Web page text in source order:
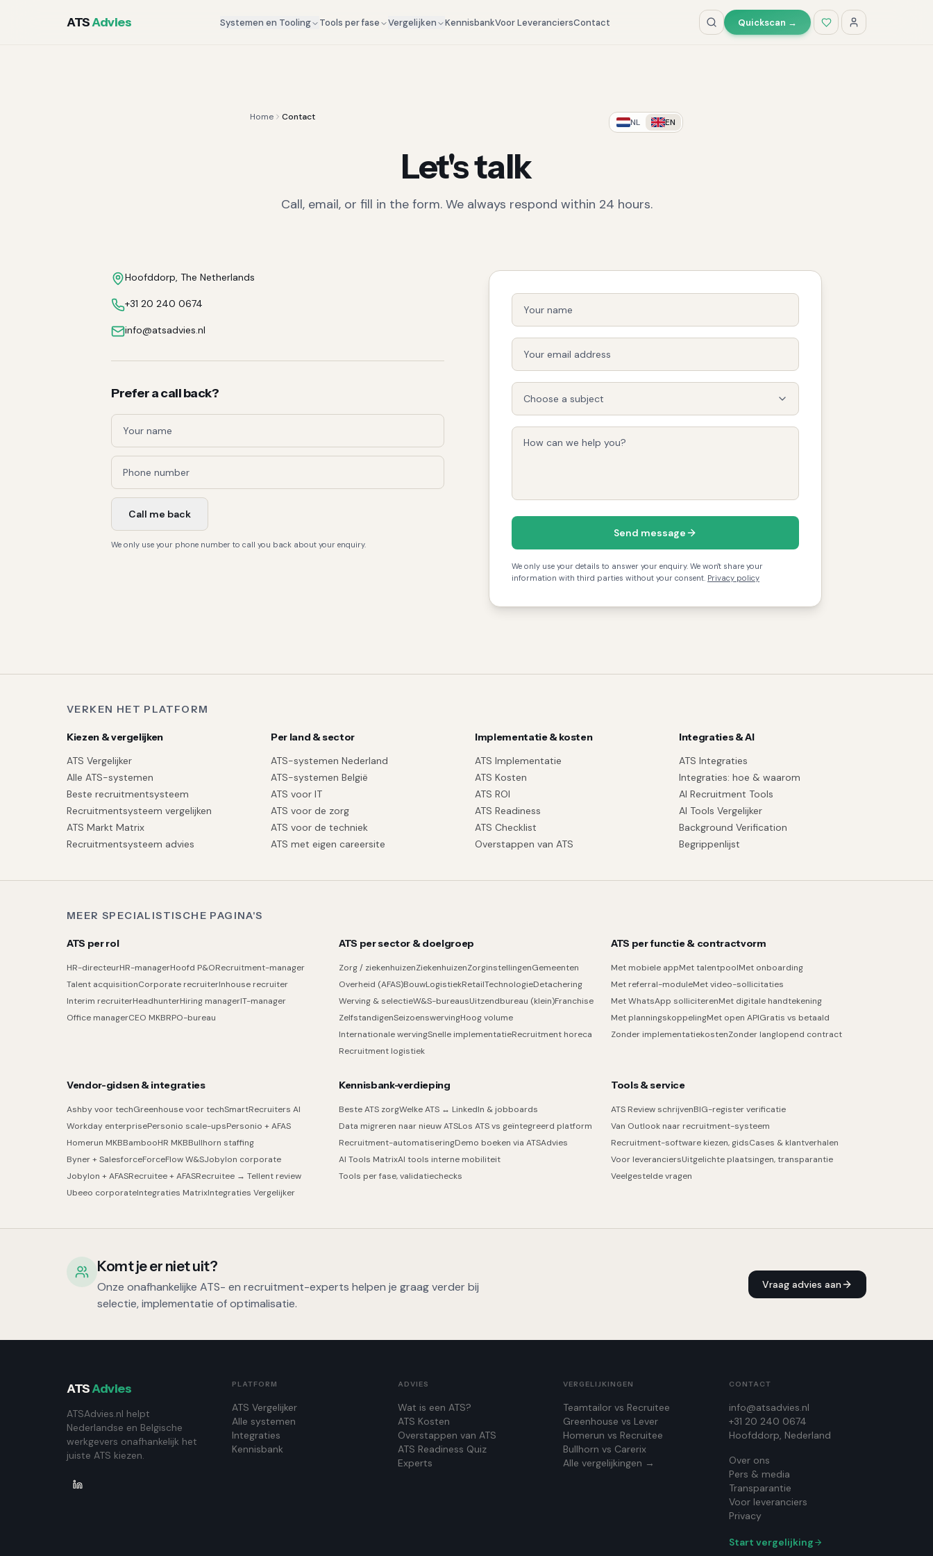
ATSAdvies Systemen en Tooling Tools per fase Vergelijken KennisbankVoor LeveranciersContact Quickscan →
Home Contact NL EN
Let's talk
Call, email, or fill in the form. We always respond within 24 hours.
Hoofddorp, The Netherlands
+31 20 240 0674
info@atsadvies.nl
Prefer a call back?
Call me back
We only use your phone number to call you back about your enquiry.
Send message
We only use your details to answer your enquiry. We won't share your
information with third parties without your consent. Privacy policy
VERKEN HET PLATFORM
Kiezen & vergelijken
ATS Vergelijker
Alle ATS-systemen
Beste recruitmentsysteem
Recruitmentsysteem vergelijken
ATS Markt Matrix
Recruitmentsysteem advies
Per land & sector
ATS-systemen Nederland
ATS-systemen België
ATS voor IT
ATS voor de zorg
ATS voor de techniek
ATS met eigen careersite
Implementatie & kosten
ATS Implementatie
ATS Kosten
ATS ROI
ATS Readiness
ATS Checklist
Overstappen van ATS
Integraties & AI
ATS Integraties
Integraties: hoe & waarom
AI Recruitment Tools
AI Tools Vergelijker
Background Verification
Begrippenlijst
MEER SPECIALISTISCHE PAGINA'S
ATS per rol
HR-directeurHR-managerHoofd P&ORecruitment-manager
Talent acquisitionCorporate recruiterInhouse recruiter
Interim recruiterHeadhunterHiring managerIT-manager
Office managerCEO MKBRPO-bureau
ATS per sector & doelgroep
Zorg / ziekenhuizenZiekenhuizenZorginstellingenGemeenten
Overheid (AFAS)BouwLogistiekRetailTechnologieDetachering
Werving & selectieW&S-bureausUitzendbureau (klein)Franchise
ZelfstandigenSeizoenswervingHoog volume
Internationale wervingSnelle implementatieRecruitment horeca
Recruitment logistiek
ATS per functie & contractvorm
Met mobiele appMet talentpoolMet onboarding
Met referral-moduleMet video-sollicitaties
Met WhatsApp solliciterenMet digitale handtekening
Met planningskoppelingMet open APIGratis vs betaald
Zonder implementatiekostenZonder langlopend contract
Vendor-gidsen & integraties
Ashby voor techGreenhouse voor techSmartRecruiters AI
Workday enterprisePersonio scale-upsPersonio + AFAS
Homerun MKBBambooHR MKBBullhorn staffing
Byner + SalesforceForceFlow W&SJobylon corporate
Jobylon + AFASRecruitee + AFASRecruitee → Tellent review
Ubeeo corporateIntegraties MatrixIntegraties Vergelijker
Kennisbank-verdieping
Beste ATS zorgWelke ATS ↔ LinkedIn & jobboards
Data migreren naar nieuw ATSLos ATS vs geïntegreerd platform
Recruitment-automatiseringDemo boeken via ATSAdvies
AI Tools MatrixAI tools interne mobiliteit
Tools per fase, validatiechecks
Tools & service
ATS Review schrijvenBIG-register verificatie
Van Outlook naar recruitment-systeem
Recruitment-software kiezen, gidsCases & klantverhalen
Voor leveranciersUitgelichte plaatsingen, transparantie
Veelgestelde vragen
Komt je er niet uit?
Onze onafhankelijke ATS- en recruitment-experts helpen je graag verder bij
selectie, implementatie of optimalisatie.
Vraag advies aan
ATSAdvies
ATSAdvies.nl helpt
Nederlandse en Belgische
werkgevers onafhankelijk het
juiste ATS kiezen.
PLATFORM
ATS Vergelijker
Alle systemen
Integraties
Kennisbank
ADVIES
Wat is een ATS?
ATS Kosten
Overstappen van ATS
ATS Readiness Quiz
Experts
VERGELIJKINGEN
Teamtailor vs Recruitee
Greenhouse vs Lever
Homerun vs Recruitee
Bullhorn vs Carerix
Alle vergelijkingen →
CONTACT
info@atsadvies.nl
+31 20 240 0674
Hoofddorp, Nederland
Over ons
Pers & media
Transparantie
Voor leveranciers
Privacy
Start vergelijking